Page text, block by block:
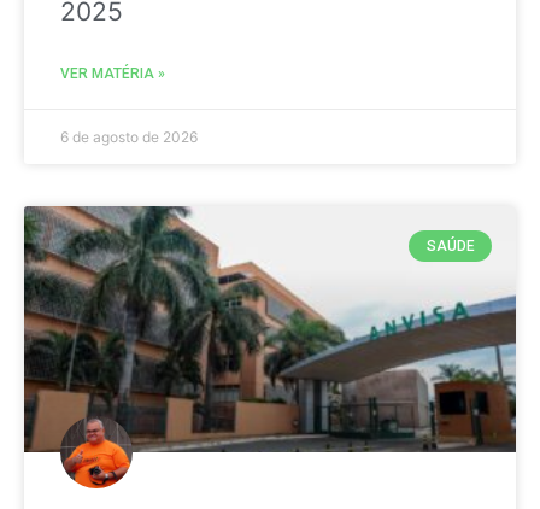
2025
VER MATÉRIA »
6 de agosto de 2026
SAÚDE